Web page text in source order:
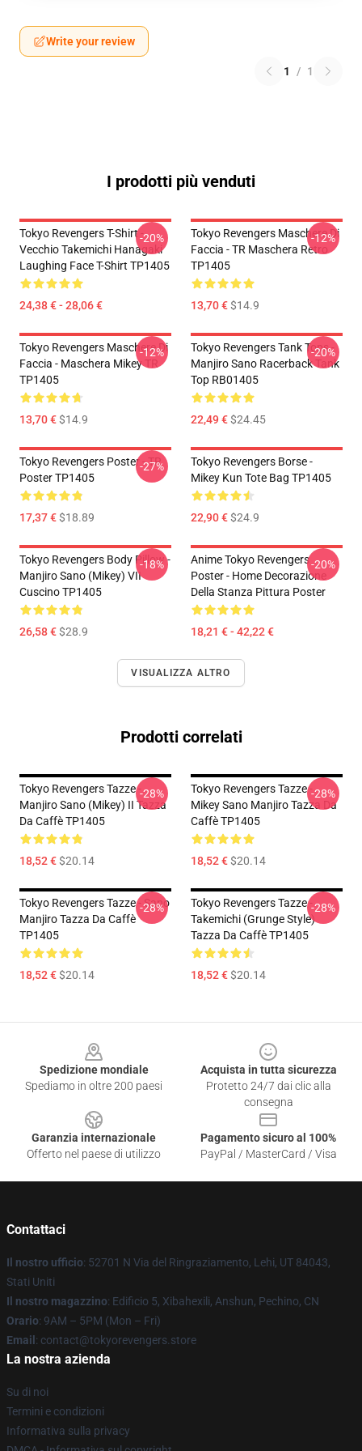
Write your review
1 / 1
I prodotti più venduti
Tokyo Revengers T-Shirt -
Vecchio Takemichi Hanagaki
Laughing Face T-Shirt TP1405
24,38 € - 28,06 €
-20%
Tokyo Revengers Maschere Di
Faccia - TR Maschera Retro
TP1405
13,70 €$14.9
-12%
Tokyo Revengers Maschere Di
Faccia - Maschera Mikey TR
TP1405
13,70 €$14.9
-12%
Tokyo Revengers Tank Tops -
Manjiro Sano Racerback Tank
Top RB01405
22,49 €$24.45
-20%
Tokyo Revengers Poster - TR
Poster TP1405
17,37 €$18.89
-27%
Tokyo Revengers Borse -
Mikey Kun Tote Bag TP1405
22,90 €$24.9
Tokyo Revengers Body Pillow -
Manjiro Sano (Mikey) VII
Cuscino TP1405
26,58 €$28.9
-18%
Anime Tokyo Revengers
Poster - Home Decorazione
Della Stanza Pittura Poster
18,21 € - 42,22 €
-20%
VISUALIZZA ALTRO
Prodotti correlati
Tokyo Revengers Tazze -
Manjiro Sano (Mikey) II Tazza
Da Caffè TP1405
18,52 €$20.14
-28%
Tokyo Revengers Tazze -
Mikey Sano Manjiro Tazza Da
Caffè TP1405
18,52 €$20.14
-28%
Tokyo Revengers Tazze - Sano
Manjiro Tazza Da Caffè
TP1405
18,52 €$20.14
-28%
Tokyo Revengers Tazze -
Takemichi (Grunge Style)
Tazza Da Caffè TP1405
18,52 €$20.14
-28%
Spedizione mondiale
Spediamo in oltre 200 paesi
Acquista in tutta sicurezza
Protetto 24/7 dai clic alla
consegna
Garanzia internazionale
Offerto nel paese di utilizzo
Pagamento sicuro al 100%
PayPal / MasterCard / Visa
Contattaci
Il nostro ufficio: 52701 N Via del Ringraziamento, Lehi, UT 84043,
Stati Uniti
Il nostro magazzino: Edificio 5, Xibahexili, Anshun, Pechino, CN
Orario: 9AM – 5PM (Mon – Fri)
Email : contact@tokyorevengers.store
La nostra azienda
Su di noi
Termini e condizioni
Informativa sulla privacy